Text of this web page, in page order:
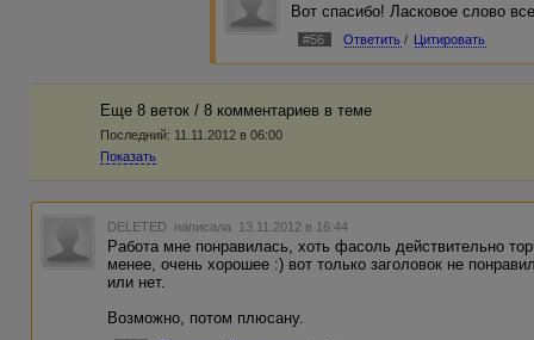
Вот спасибо! Ласковое слово
#56 Ответить / Цитировать
Еще 8 веток / 8 комментариев в темe
Последний: 11.11.2012 в 06:00
Показать
DELETED написала 13.11.2012 в 16:44
Работа мне понравилась, хоть фасоль действительно
менее, очень хорошее :) вот только заголовок не
или нет.
Возможно, потом плюсану.